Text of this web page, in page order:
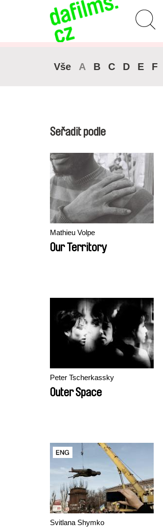
Pokročilé vyhledávání
Vše A B C D E F
Seřadit podle
Mathieu Volpe
Our Territory
Peter Tscherkassky
Outer Space
Svitlana Shymko